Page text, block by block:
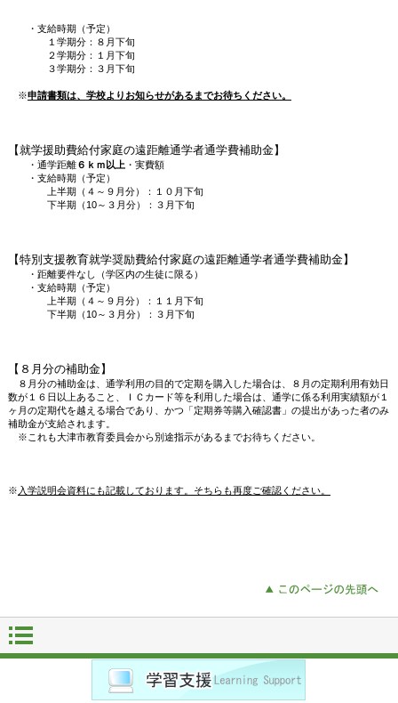
・支給時期（予定）
１学期分：８月下旬
２学期分：１月下旬
３学期分：３月下旬
※申請書類は、学校よりお知らせがあるまでお待ちください。
【就学援助費給付家庭の遠距離通学者通学費補助金】
・通学距離６ｋｍ以上 ・実費額
・支給時期（予定）
上半期（４～９月分）：１０月下旬
下半期（10～３月分）：３月下旬
【特別支援教育就学奨励費給付家庭の遠距離通学者通学費補助金】
・距離要件なし（学区内の生徒に限る）
・支給時期（予定）
上半期（４～９月分）：１１月下旬
下半期（10～３月分）：３月下旬
【８月分の補助金】
８月分の補助金は、通学利用の目的で定期を購入した場合は、８月の定期利用有効日
数が１６日以上あること、ＩＣカード等を利用した場合は、通学に係る利用実績額が１
ヶ月の定期代を越える場合であり、かつ「定期券等購入確認書」の提出があった者のみ
補助金が支給されます。
※これも大津市教育委員会から別途指示があるまでお待ちください。
※ 入学説明会資料にも記載しております。そちらも再度ご確認ください。